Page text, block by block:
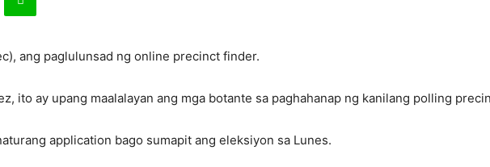
ang paglulunsad ng online precinct finder.
ito ay upang maalalayan ang mga botante sa paghahanap ng kanilang polling
application bago sumapit ang eleksiyon sa Lunes.